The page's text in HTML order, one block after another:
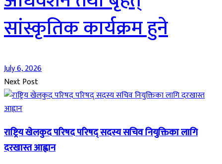
सांस्कृतिक कार्यक्रम हुने
July 6, 2026
Next Post
राष्ट्रिय खेलकुद परिषद परिषद् सदस्य सचिव नियुक्तिका लागि
दरखास्त आह्वान